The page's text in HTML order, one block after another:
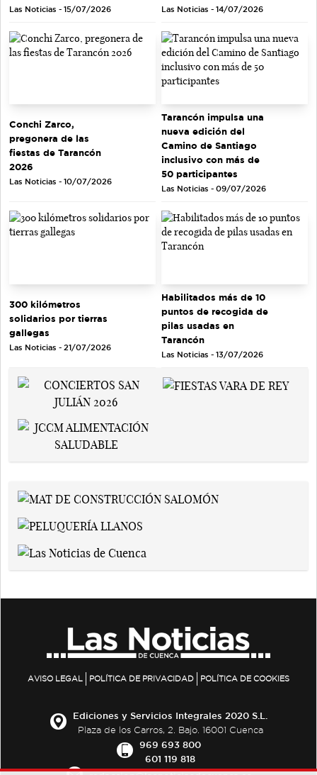
Las Noticias - 15/07/2026 Las Noticias - 14/07/2026
Conchi Zarco,
pregonera de las
fiestas de Tarancón
2026
Las Noticias - 10/07/2026
Tarancón impulsa una
nueva edición del
Camino de Santiago
inclusivo con más de
50 participantes
Las Noticias - 09/07/2026
300 kilómetros
solidarios por tierras
gallegas
Las Noticias - 21/07/2026
Habilitados más de 10
puntos de recogida de
pilas usadas en
Tarancón
Las Noticias - 13/07/2026
AVISO LEGAL POLÍTICA DE PRIVACIDAD POLÍTICA DE COOKIES
Ediciones y Servicios Integrales 2020 S.L.
Plaza de los Carros, 2. Bajo. 16001 Cuenca
969 693 800
601 119 818